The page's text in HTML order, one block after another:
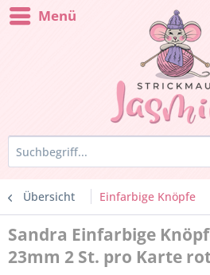
Menü
Übersicht Einfarbige Knöpfe
Sandra Einfarbige
23mm 2 St. pro Karte